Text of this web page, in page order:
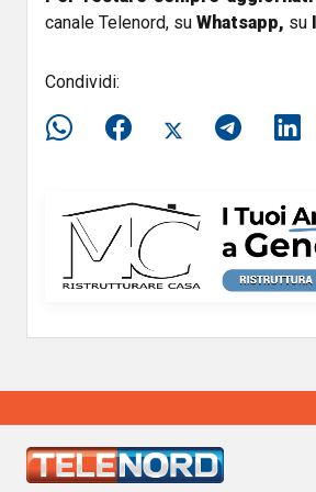
canale Telenord, su Whatsapp, su
Condividi: